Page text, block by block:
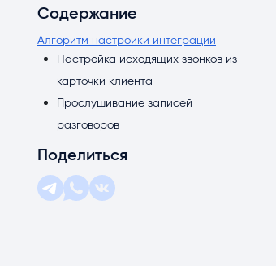
Содержание
Алгоритм настройки интеграции
Настройка исходящих звонков из
карточки клиента
Прослушивание записей
разговоров
Поделиться